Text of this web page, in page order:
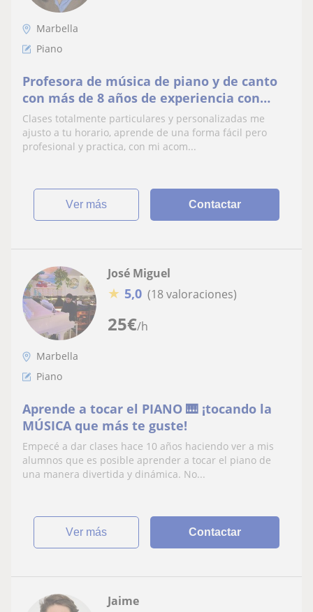
Marbella
Piano
Profesora de música de piano y de canto
con más de 8 años de experiencia con
adultos y niños, con facilidad para
enseñar
Clases totalmente particulares y personalizadas me
ajusto a tu horario, aprende de una forma fácil pero
profesional y practica, con mi acom...
ver más Contactar
25€/h
José Miguel
★ 5,0 (18 valoraciones)
Marbella
Piano
Aprende a tocar el PIANO 🎹 ¡tocando la
MÚSICA que más te guste!
Empecé a dar clases hace 10 años haciendo ver a mis
alumnos que es posible aprender a tocar el piano de
una manera divertida y dinámica. No...
ver más Contactar
Jaime